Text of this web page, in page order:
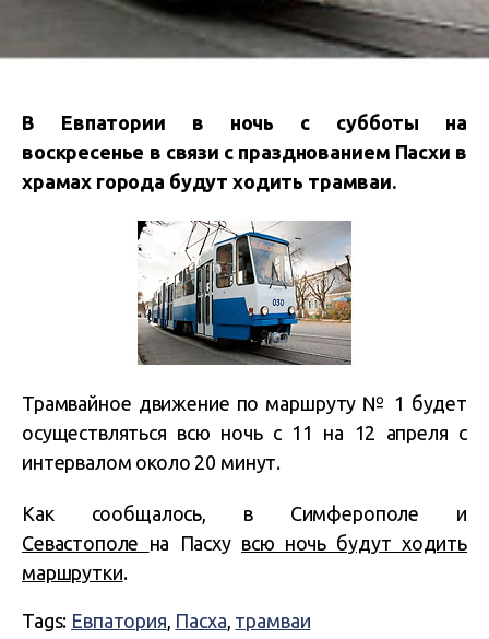
В Евпатории в ночь с субботы на
воскресенье в связи с празднованием Пасхи в
храмах города будут ходить трамваи.
Трамвайное движение по маршруту № 1 будет
осуществляться всю ночь с 11 на 12 апреля с
интервалом около 20 минут.
Как сообщалось, в Симферополе и
Севастополе на Пасху всю ночь будут ходить
маршрутки.
Tags: Евпатория, Пасха, трамваи